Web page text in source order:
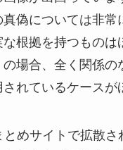
偽については非常
根拠を持つものは
の場合、全く関係の
れているケースが
とめサイトで拡散さ